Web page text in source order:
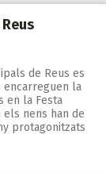
de Reus es
encarreguen la
en la Festa
els nens han de
protagonitzats